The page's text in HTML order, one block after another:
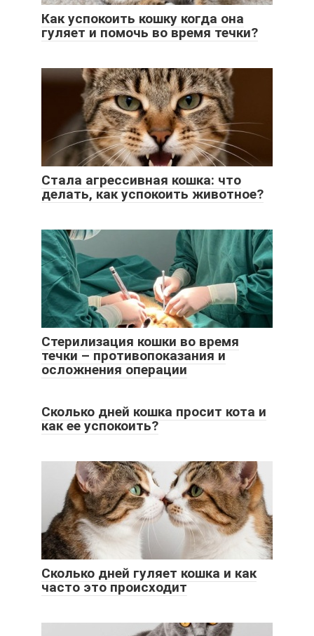
Как успокоить кошку когда она
гуляет и помочь во время течки?
Стала агрессивная кошка: что
делать, как успокоить животное?
Стерилизация кошки во время
течки – противопоказания и
осложнения операции
Сколько дней кошка просит кота и
как ее успокоить?
Сколько дней гуляет кошка и как
часто это происходит